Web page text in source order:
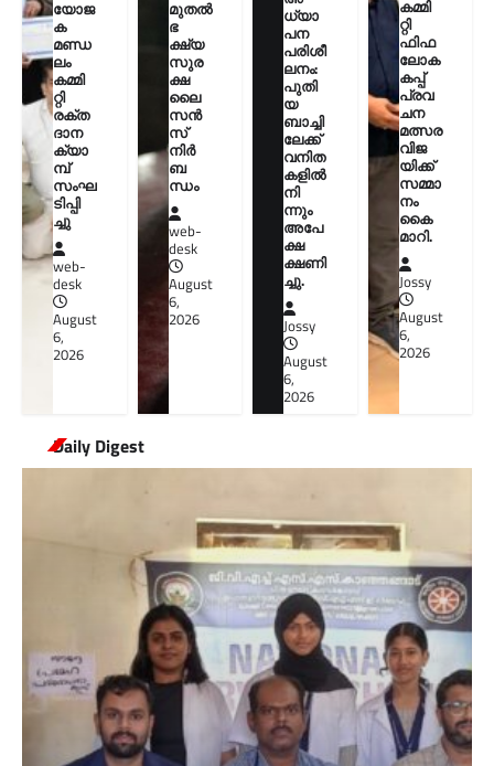
യോജ
ക
മണ്ഡ
ലം
കമ്മി
റ്റി
രക്ത
ദാന
ക്യാ
മ്പ്
സംഘ
ടിപ്പി
ച്ചു
web-
desk
August
6,
2026
മുതൽ
ഭ
ക്ഷ്യ
സുര
ക്ഷ
ലൈ
സൻ
സ്
നിർ
ബ
ന്ധം
web-
desk
August
6,
2026
ധ്യാ
പന
പരിശീ
ലനം:
പുതി
യ
ബാച്ചി
ലേക്ക്
വനിത
കളിൽ
നി
ന്നും
അപേ
ക്ഷ
ക്ഷണി
ച്ചു.
Jossy
August
6,
2026
കമ്മി
റ്റി
ഫിഫ
ലോക
കപ്പ്
പ്രവ
ചന
മത്സര
വിജ
യിക്ക്
സമ്മാ
നം
കൈ
മാറി.
Jossy
August
6,
2026
Daily Digest